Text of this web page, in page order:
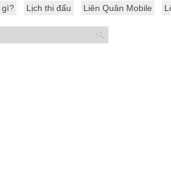
gì? Lịch thi đấu Liên Quân Mobile